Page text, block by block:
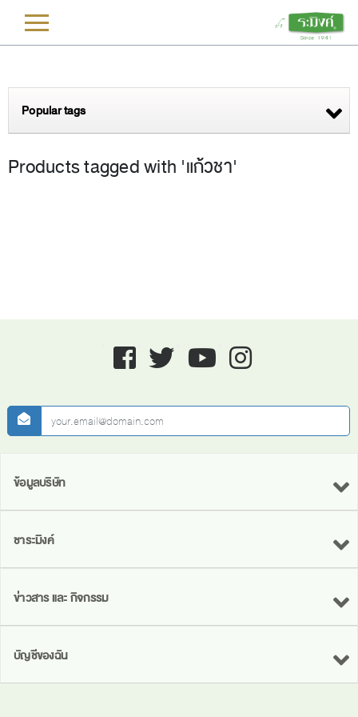
Popular tags
Products tagged with 'แก้วชา'
Facebook twitter youtube instagram
newsletter
ข้อมูลบริษัท
ชาระมิงค์
ข่าวสาร และ กิจกรรม
บัญชีของฉัน